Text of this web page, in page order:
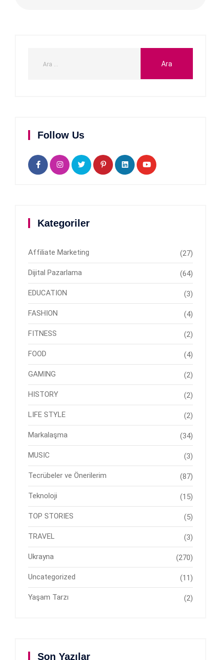
Follow Us
Kategoriler
Affiliate Marketing (27)
Dijital Pazarlama (64)
EDUCATION (3)
FASHION (4)
FITNESS (2)
FOOD (4)
GAMING (2)
HISTORY (2)
LIFE STYLE (2)
Markalaşma (34)
MUSIC (3)
Tecrübeler ve Önerilerim (87)
Teknoloji (15)
TOP STORIES (5)
TRAVEL (3)
Ukrayna (270)
Uncategorized (11)
Yaşam Tarzı (2)
Son Yazılar